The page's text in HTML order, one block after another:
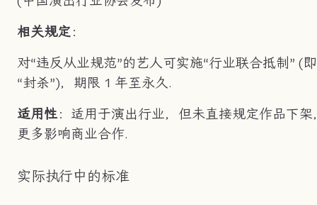
相关规定：
对“违反从业规范”的艺人可实施“行业联合抵制” (即
“封杀”)，期限 1 年至永久.
适用性：适用于演出行业，但未直接规定作品下架
更多影响商业合作.
实际执行中的标准